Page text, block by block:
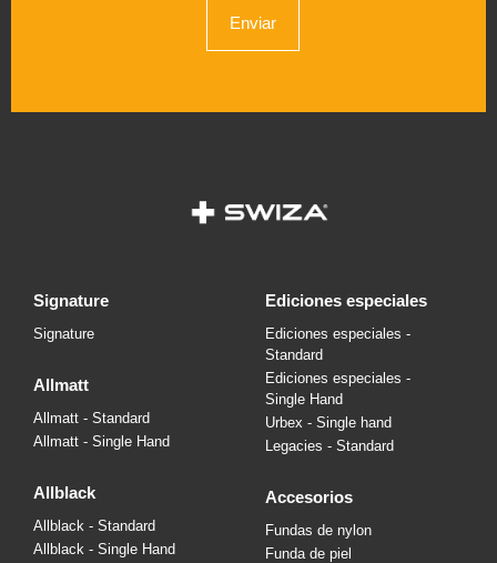
Enviar
signature
Signature
allmatt
Allmatt - Standard
Allmatt - Single Hand
allblack
Allblack - Standard
Allblack - Single Hand
ediciones especiales
Ediciones especiales -
Standard
Ediciones especiales -
Single Hand
Urbex - Single hand
Legacies - Standard
accesorios
Fundas de nylon
Funda de piel